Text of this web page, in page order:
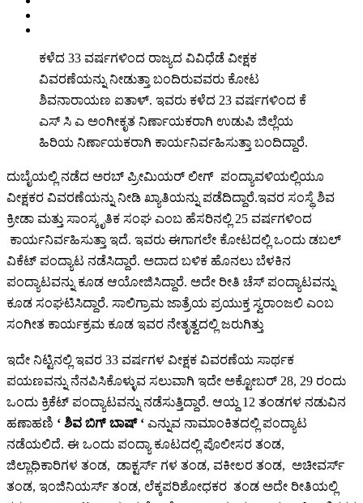
ಕಳೆದ 33 ವರ್ಷಗಳಿಂದ ರಾಜ್ಯದ ವಿವಿಧೆಡೆ ವೀಕ್ಷಕ
ವಿವರಣೆಯನ್ನು ನೀಡುತ್ತಾ ಬಂದಿರುವವರು ಕೋಟ
ಶಿವನಾರಾಯಣ ಐತಾಳ್. ಇವರು ಕಳೆದ 23 ವರ್ಷಗಳಿಂದ ಕೆ
ಎಸ್ ಸಿ ಎ ಅಂಗೀಕೃತ ನಿರ್ಣಾಯಕರಾಗಿ ಉಡುಪಿ ಜಿಲ್ಲೆಯ
ಹಿರಿಯ ನಿರ್ಣಾಯಕರಾಗಿ ಕಾರ್ಯನಿರ್ವಹಿಸುತ್ತಾ ಬಂದಿದ್ದಾರೆ.
ದುಬೈಯಲ್ಲಿ ನಡೆದ ಅರಬ್ ಪ್ರೀಮಿಯರ್ ಲೀಗ್ ಪಂದ್ಯಾವಳಿಯಲ್ಲಿಯೂ
ವೀಕ್ಷಕರ ವಿವರಣೆಯನ್ನು ನೀಡಿ ಖ್ಯಾತಿಯನ್ನು ಪಡೆದಿದ್ದಾರೆ.ಇವರ ಸಂಸ್ಥೆ ಶಿವ
ಕ್ರೀಡಾ ಮತ್ತು ಸಾಂಸ್ಕೃತಿಕ ಸಂಘ ಎಂಬ ಹೆಸರಿನಲ್ಲಿ 25 ವರ್ಷಗಳಿಂದ
ಕಾರ್ಯನಿರ್ವಹಿಸುತ್ತಾ ಇದೆ. ಇವರು ಈಗಾಗಲೇ ಕೋಟದಲ್ಲಿ ಒಂದು ಡಬಲ್
ವಿಕೆಟ್ ಪಂದ್ಯಾಟ ನಡೆಸಿದ್ದಾರೆ. ಅದಾದ ಬಳಿಕ ಹೊನಲು ಬೆಳಕಿನ
ಪಂದ್ಯಾಟವನ್ನು ಕೂಡ ಆಯೋಜಿಸಿದ್ದಾರೆ. ಅದೇ ರೀತಿ ಚೆಸ್ ಪಂದ್ಯಾಟವನ್ನು
ಕೂಡ ಸಂಘಟಿಸಿದ್ದಾರೆ. ಸಾಲಿಗ್ರಾಮ ಜಾತ್ರೆಯ ಪ್ರಯುಕ್ತ ಸ್ವರಾಂಜಲಿ ಎಂಬ
ಸಂಗೀತ ಕಾರ್ಯಕ್ರಮ ಕೂಡ ಇವರ ನೇತೃತ್ವದಲ್ಲಿ ಜರುಗಿತ್ತು
ಇದೇ ನಿಟ್ಟಿನಲ್ಲಿ ಇವರ 33 ವರ್ಷಗಳ ವೀಕ್ಷಕ ವಿವರಣೆಯ ಸಾರ್ಥಕ
ಪಯಣವನ್ನು ನೆನಪಿಸಿಕೊಳ್ಳುವ ಸಲುವಾಗಿ ಇದೇ ಅಕ್ಟೋಬರ್ 28, 29 ರಂದು
ಒಂದು ಕ್ರಿಕೆಟ್ ಪಂದ್ಯಾಟವನ್ನು ನಡೆಸುತ್ತಿದ್ದಾರೆ. ಆಯ್ದ 12 ತಂಡಗಳ ನಡುವಿನ
ಹಣಾಹಣಿ ‘ ಶಿವ ಬಿಗ್ ಬಾಷ್ ‘ ಎನ್ನುವ ನಾಮಾಂಕಿತದಲ್ಲಿ ಪಂದ್ಯಾಟ
ನಡೆಯಲಿದೆ. ಈ ಒಂದು ಪಂದ್ಯಾ ಕೂಟದಲ್ಲಿ ಪೊಲೀಸರ ತಂಡ,
ಜಿಲ್ಲಾಧಿಕಾರಿಗಳ ತಂಡ, ಡಾಕ್ಟರ್ಸ್ ಗಳ ತಂಡ, ವಕೀಲರ ತಂಡ, ಅಚೀವರ್ಸ್
ತಂಡ, ಇಂಜಿನಿಯರ್ಸ್ ತಂಡ, ಲೆಕ್ಕಪರಿಶೋಧಕರ ತಂಡ ಅದೇ ರೀತಿಯಲ್ಲಿ